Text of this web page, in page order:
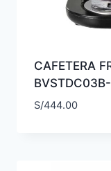
CAFETERA
S/444.00